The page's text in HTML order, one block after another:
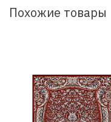
Похожие товары